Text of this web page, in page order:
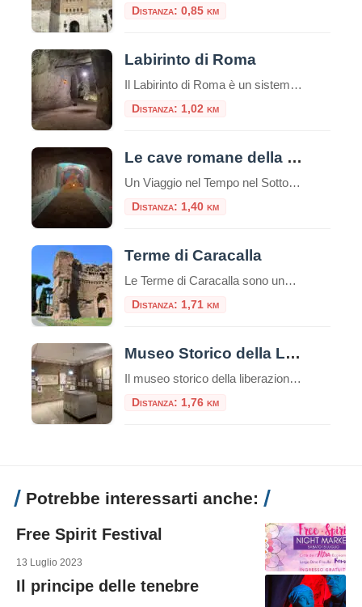
Distanza: 0,85 km
Labirinto di Roma
Il Labirinto di Roma è un sistema di gallerie sotterranee che si estende per circa 5 km, di cui 1,5 km sono accessibili al pubblico tramite visite guidate a piedi o in bicicletta. Queste gallerie furono originariamente scavate a partire dal I secolo d.C. per l’estrazione di materiali da costruzione, come la pozzolana, utilizzati nella […]
Distanza: 1,02 km
Le cave romane della Caffarella
Un Viaggio nel Tempo nel Sottosuolo di Roma Nel cuore pulsante di Roma, celato all’interno della splendida cornice naturale del Parco Regionale dell’Appia Antica, si nasconde un tesoro di storia e mistero: le Cave Romane della Caffarella. Questo affascinante complesso ipogeo offre un’esperienza di viaggio unica, portando i visitatori a esplorare un mondo sotterraneo che […]
Distanza: 1,40 km
Terme di Caracalla
Le Terme di Caracalla sono uno dei siti archeologici più importanti e impressionanti di Roma, Italia.Queste terme furono costruite durante il regno dell’imperatore romano Caracalla, il cui nome è associato al loro nome.La costruzione delle Terme di Caracalla iniziò nel 212 d.C. e fu completata nel 216 d.C. durante i regni degli imperatori Settimio Severo […]
Distanza: 1,71 km
Museo Storico della Liberazione
Il museo storico della liberazione a Roma è un luogo di memoria e testimonianza della lotta per la libertà e la democrazia durante il periodo dell’occupazione nazista nella capitale italiana. Questa struttura è stata inaugurata nel 1955 e si trova nel cuore del quartiere Esquilino, nel centro storico della città. Appena entrati nel museo, ci […]
Distanza: 1,76 km
Potrebbe interessarti anche:
Free Spirit Festival
13 Luglio 2023
Il principe delle tenebre